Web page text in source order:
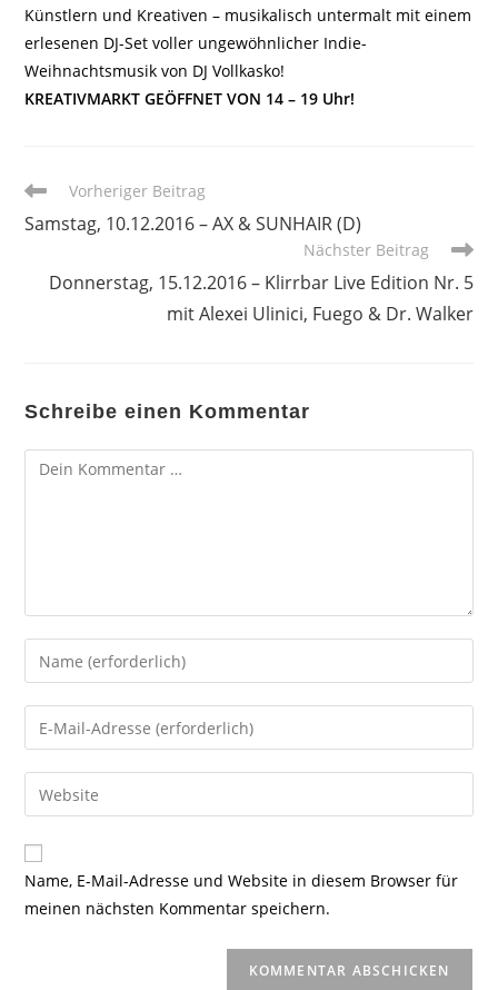
Künstlern und Kreativen – musikalisch untermalt mit einem
erlesenen DJ-Set voller ungewöhnlicher Indie-
Weihnachtsmusik von DJ Vollkasko!
KREATIVMARKT GEÖFFNET VON 14 – 19 Uhr!
Weitere
ansehen
Vorheriger Beitrag
Samstag, 10.12.2016 – AX & SUNHAIR (D)
Nächster Beitrag
Donnerstag, 15.12.2016 – Klirrbar Live Edition Nr. 5
mit Alexei Ulinici, Fuego & Dr. Walker
Schreibe einen Kommentar
Kommentar
Gib
deinen
Namen
oder
zum
Kommentieren
ein
Gib
deine
E-
Mail-
zum
Kommentieren
ein
Gib
deine
Website-
URL
Name, E-Mail-Adresse und Website in diesem Browser für
meinen nächsten Kommentar speichern.